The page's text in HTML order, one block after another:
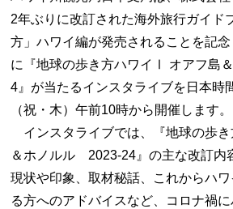
2年ぶりに改訂された海外旅行ガイド
方」ハワイ編が発売されることを記
に『地球の歩き方ハワイⅠ オアフ島
4』が当たるインスタライブを日本時
（祝・木）午前10時から開催します。
インスタライブでは、『地球の歩
＆ホノルル 2023-24』の主な改訂内
現状や印象、取材秘話、これからハ
る方へのアドバイスなど、コロナ禍